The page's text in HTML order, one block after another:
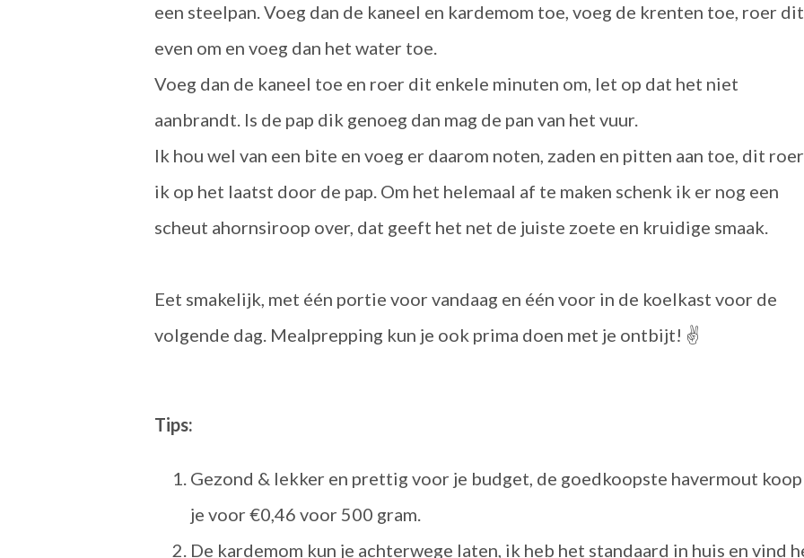
een steelpan. Voeg dan de kaneel en kardemom toe, voeg de krenten toe, roer dit
even om en voeg dan het water toe.
Voeg dan de kaneel toe en roer dit enkele minuten om, let op dat het niet
aanbrandt. Is de pap dik genoeg dan mag de pan van het vuur.
Ik hou wel van een bite en voeg er daarom noten, zaden en pitten aan toe, dit roer
ik op het laatst door de pap. Om het helemaal af te maken schenk ik er nog een
scheut ahornsiroop over, dat geeft het net de juiste zoete en kruidige smaak.
Eet smakelijk, met één portie voor vandaag en één voor in de koelkast voor de
volgende dag. Mealprepping kun je ook prima doen met je ontbijt! ✌
Tips:
Gezond & lekker en prettig voor je budget, de goedkoopste havermout koop
je voor €0,46 voor 500 gram.
De kardemom kun je achterwege laten, ik heb het standaard in huis en vind